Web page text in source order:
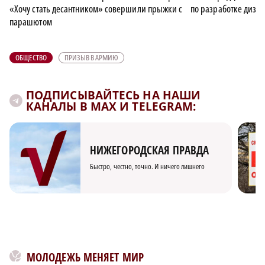
«Хочу стать десантником» совершили прыжки с
парашютом
по разработке
ОБЩЕСТВО ПРИЗЫВ В АРМИЮ
ПОДПИСЫВАЙТЕСЬ НА НАШИ
КАНАЛЫ В MAX И TELEGRAM:
НИЖЕГОРОДСКАЯ ПРАВДА
Быстро, честно, точно. И ничего лишнего
МОЛОДЕЖЬ МЕНЯЕТ МИР